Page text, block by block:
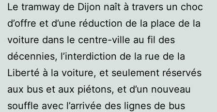
Le tramway de Dijon naît à travers un choc
d’offre et d’une réduction de la place de la
voiture dans le centre-ville au fil des
décennies, l’interdiction de la rue de la
Liberté à la voiture, et seulement réservés
aux bus et aux piétons, et d’un nouveau
souffle avec l’arrivée des lignes de bus